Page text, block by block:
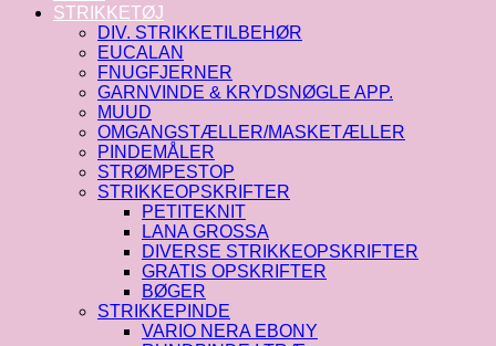
STRIKKETØJ
DIV. STRIKKETILBEHØR
EUCALAN
FNUGFJERNER
GARNVINDE & KRYDSNØGLE APP.
MUUD
OMGANGSTÆLLER/MASKETÆLLER
PINDEMÅLER
STRØMPESTOP
STRIKKEOPSKRIFTER
PETITEKNIT
LANA GROSSA
DIVERSE STRIKKEOPSKRIFTER
GRATIS OPSKRIFTER
BØGER
STRIKKEPINDE
VARIO NERA EBONY